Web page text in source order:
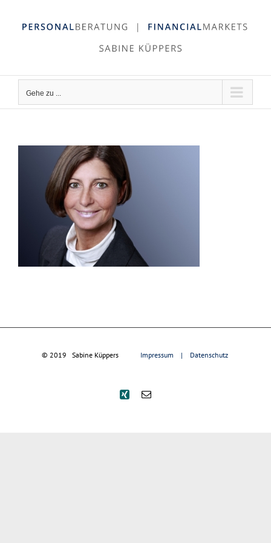
springen
Gehe zu ...
© 2019   Sabine Küppers Impressum
    |
Datenschutz
Xing E-